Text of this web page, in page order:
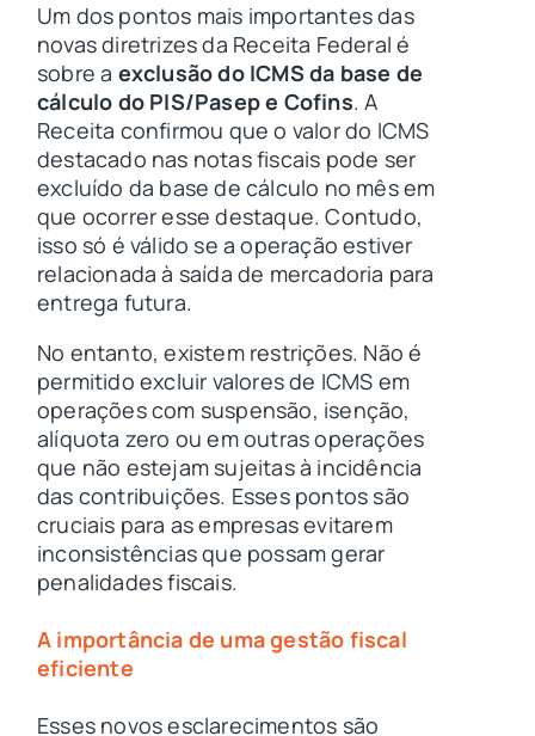
Um dos pontos mais importantes das
novas diretrizes da Receita Federal é
sobre a exclusão do ICMS da base de
cálculo do PIS/Pasep e Cofins. A
Receita confirmou que o valor do ICMS
destacado nas notas fiscais pode ser
excluído da base de cálculo no mês em
que ocorrer esse destaque. Contudo,
isso só é válido se a operação estiver
relacionada à saída de mercadoria para
entrega futura.
No entanto, existem restrições. Não é
permitido excluir valores de ICMS em
operações com suspensão, isenção,
alíquota zero ou em outras operações
que não estejam sujeitas à incidência
das contribuições. Esses pontos são
cruciais para as empresas evitarem
inconsistências que possam gerar
penalidades fiscais.
A importância de uma gestão fiscal
eficiente
Esses novos esclarecimentos são